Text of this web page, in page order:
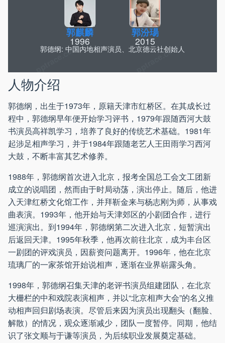
郭麒麟
1996
郭汾瑒
2015
郭德纲: 中国内地相声演员、北京德云社创始人
人物介绍
郭德纲，出生于1973年，原籍天津市红桥区。在其成长过
程中，郭德纲早年便开始学习评书，1979年跟随西河大鼓
书演员高祥凯学习，培养了良好的传统艺术基础。1981年
起涉足相声学习，并于1984年跟随老艺人王田雨学习西河
大鼓，不断丰富其艺术修养。
1988年，郭德纲首次进入北京，报考全国总工会文工团新
成立的说唱团，然而由于时局动荡，演出停止。随后，他进
入天津红桥文化馆工作，并拜靳金来与杨志刚为师，从事戏
曲表演。1993年，他开始与天津郊区的小剧团合作，进行
巡演演出。到1994年，郭德纲第二次进入北京，短暂演出
后返回天津。1995年秋季，他再次前往北京，成为丰台区
一剧团的评戏演员，因薪资问题离开。1996年，他在北京
琉璃厂的一家茶馆开始说相声，逐渐在业界崭露头角。
1998年，郭德纲召集天津的老评书演员组建团队，在北京
大栅栏的中和戏院表演相声，并以“北京相声大会”的名义推
动相声回归剧场表演。尽管后来因为演员出现翻头（翻脸、
解散）的情况，观众逐渐减少，团队一度暂停。同期，他结
识了张文顺与于谦等演员，为后续职业发展奠定基础。